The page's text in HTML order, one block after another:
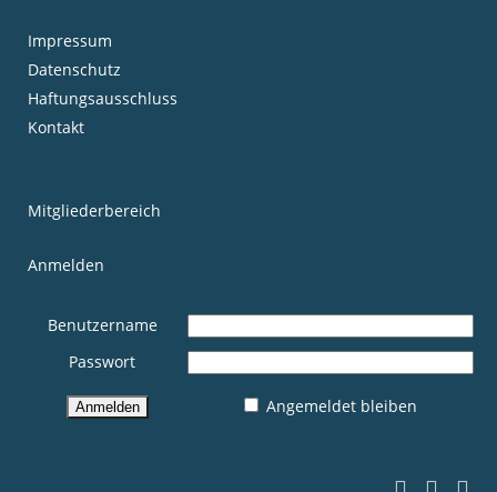
Impressum
Datenschutz
Haftungsausschluss
Kontakt
Mitgliederbereich
Anmelden
Benutzername
Passwort
Angemeldet bleiben